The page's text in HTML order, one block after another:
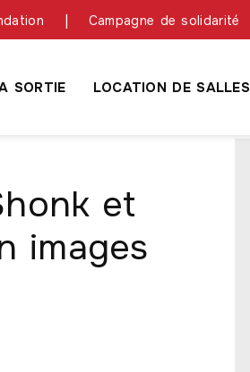
Campagne de solidarité
SORTIE LOCATION DE SALLES
et
images